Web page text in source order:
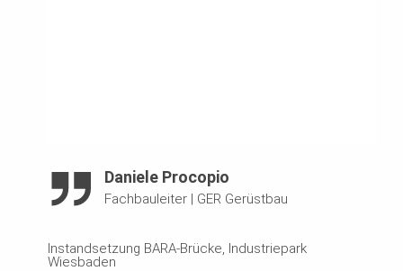
Daniele Procopio
Fachbauleiter | GER Gerüstbau
Instandsetzung BARA-Brücke, Industriepark
Wiesbaden